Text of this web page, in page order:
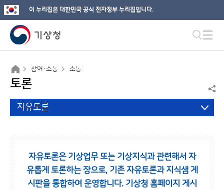
이 누리집은 대한민국 공식 전자정부 누리집입니다.
참여·소통 소통
토론
자유토론
자유토론은 기상업무 또는 기상지식과 관련해서 자
유롭게 토론하는 장으로, 기존 자유토론과 지식샘 게
시판을 통합하여 운영합니다. 기상청 홈페이지 게시